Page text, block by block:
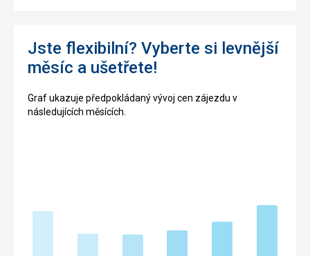
Jste flexibilní? Vyberte si levnější
měsíc a ušetřete!
Graf ukazuje předpokládaný vývoj cen zájezdu v
následujících měsících.